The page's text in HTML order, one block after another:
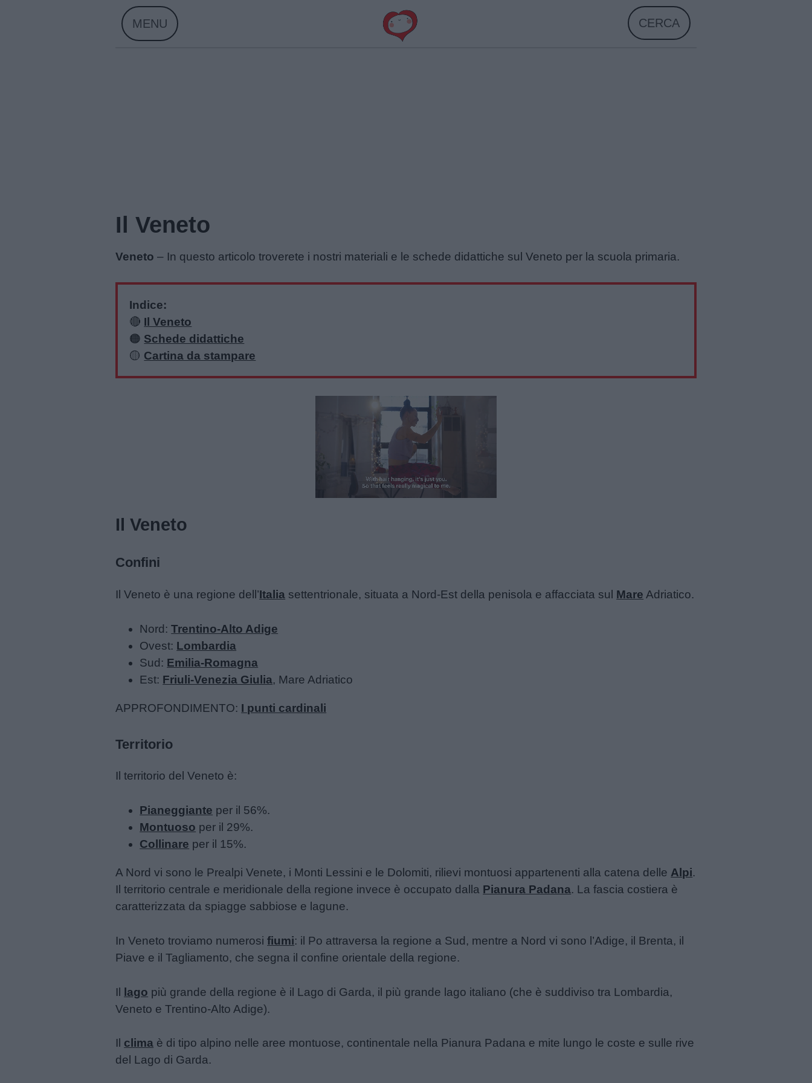
MENU CERCA
Il Veneto
Veneto – In questo articolo troverete i nostri materiali e le schede didattiche sul Veneto per la scuola primaria.
Indice:
🔴 Il Veneto
🟠 Schede didattiche
🟡 Cartina da stampare
Unmute
Il Veneto
Confini
Il Veneto è una regione dell’Italia settentrionale, situata a Nord-Est della penisola e affacciata sul Mare Adriatico.
Nord:Trentino-Alto Adige
Ovest: Lombardia
Sud: Emilia-Romagna
Est: Friuli-Venezia Giulia, Mare Adriatico
APPROFONDIMENTO: I punti cardinali
Territorio
Il territorio del Veneto è:
Pianeggiante per il 56%.
Montuoso per il 29%.
Collinare per il 15%.
A Nord vi sono le Prealpi Venete, i Monti Lessini e le Dolomiti, rilievi montuosi appartenenti alla catena delle Alpi.
Il territorio centrale e meridionale della regione invece è occupato dalla Pianura Padana. La fascia costiera è
caratterizzata da spiagge sabbiose e lagune.
In Veneto troviamo numerosifiumi: il Po attraversa la regione a Sud, mentre a Nord vi sono l’Adige, il Brenta, il
Piave e il Tagliamento, che segna il confine orientale della regione.
Il lago più grande della regione è il Lago di Garda, il più grande lago italiano (che è suddiviso tra Lombardia,
Veneto e Trentino-Alto Adige).
Il clima è di tipo alpino nelle aree montuose, continentale nella Pianura Padana e mite lungo le coste e sulle rive
del Lago di Garda.